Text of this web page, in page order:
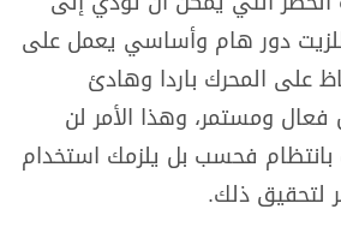
دور هام وأساسي يعمل على
على المحرك باردا وهادئ
ومستمر، وهذا الأمر لن
بانتظام فحسب بل يلزمك استخدام
لتحقيق ذلك.